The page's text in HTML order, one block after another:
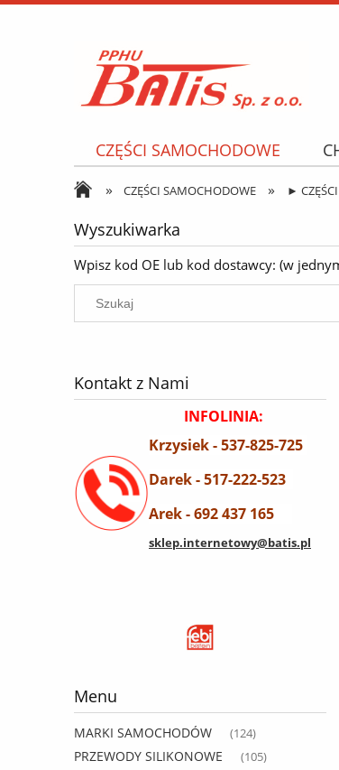
CZĘŚCI SAMOCHODOWE
NARZĘDZIA I AKCESORIA
» CZĘŚCI SAMOCHODOWE » ►
Wyszukiwarka
Wpisz kod OE lub kod dostawcy: (w
Kontakt z Nami
INFOLINIA:
Krzysiek - 537-825-725
Darek - 517-222-523
Arek - 692 437 165
sklep.internetowy@batis.pl
Menu
MARKI SAMOCHODÓW (124)
PRZEWODY SILIKONOWE (105)